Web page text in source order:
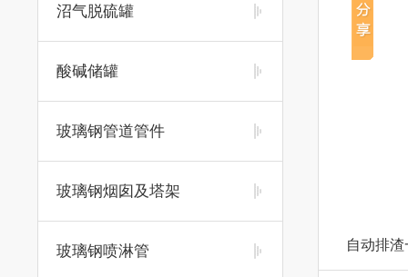
沼气脱硫罐
酸碱储罐
玻璃钢管道管件
玻璃钢烟囱及塔架
玻璃钢喷淋管 自动排